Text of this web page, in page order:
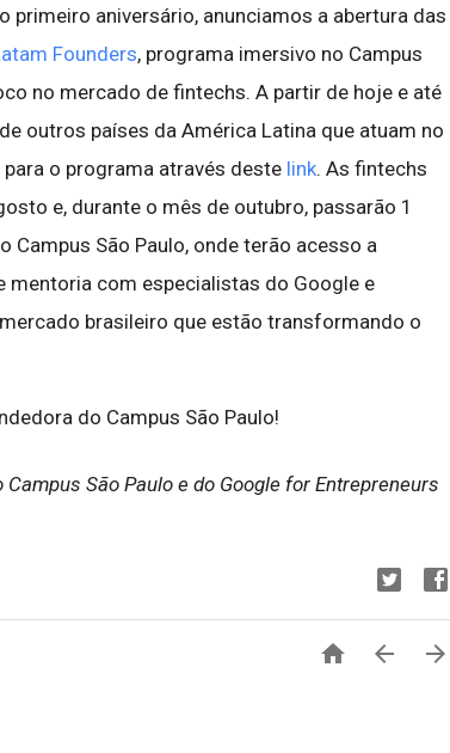
primeiro aniversário, anunciamos a abertura das
Founders, programa imersivo no Campus
no mercado de fintechs. A partir de hoje e até
outros países da América Latina que atuam no
o programa através deste link. As fintechs
e, durante o mês de outubro, passarão 1
Campus São Paulo, onde terão acesso a
com especialistas do Google e
brasileiro que estão transformando o
do Campus São Paulo!
São Paulo e do Google for Entrepreneurs
  